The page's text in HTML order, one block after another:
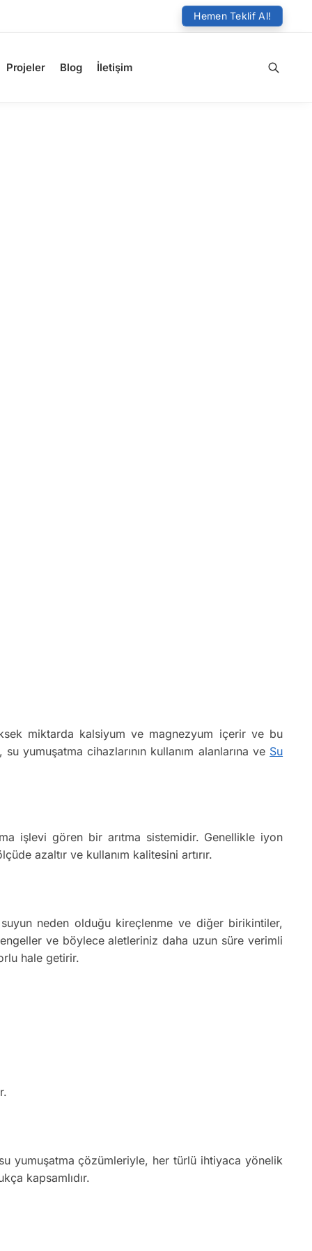
Hemen Teklif Al!
Projeler Blog İletişim
Ara
miktarda kalsiyum ve magnezyum içerir ve bu
yumuşatma cihazlarının kullanım alanlarına ve Su
işlevi gören bir arıtma sistemidir. Genellikle iyon
azaltır ve kullanım kalitesini artırır.
neden olduğu kireçlenme ve diğer birikintiler,
ve böylece aletleriniz daha uzun süre verimli
hale getirir.
yumuşatma çözümleriyle, her türlü ihtiyaca yönelik
kapsamlıdır.